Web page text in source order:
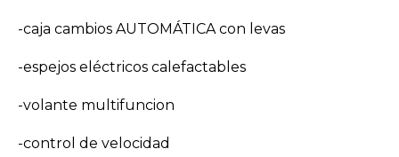
-caja cambios AUTOMÁTICA con levas
-espejos eléctricos calefactables
-volante multifuncion
-control de velocidad